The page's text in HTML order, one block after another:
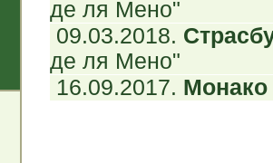
де ля Мено"
09.03.2018.
де ля Мено"
16.09.2017. Монако